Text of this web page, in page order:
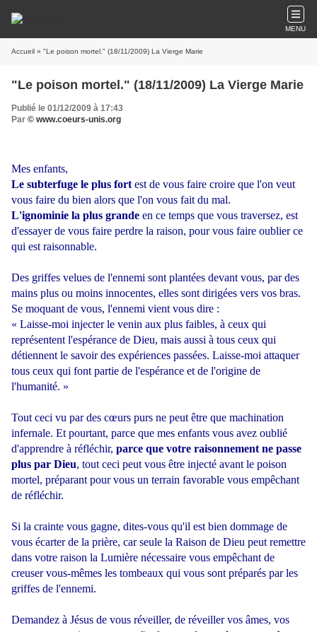
MENU
Accueil » "Le poison mortel." (18/11/2009) La Vierge Marie
"Le poison mortel." (18/11/2009) La Vierge Marie
Publié le 01/12/2009 à 17:43
Par © www.coeurs-unis.org
Mes enfants,
Le subterfuge le plus fort est de vous faire croire que l'on veut
vous faire du bien alors que l'on vous fait du mal.
L'ignominie la plus grande en ce temps que vous traversez, est
d'essayer de vous faire perdre la raison, pour vous faire oublier ce
qui est raisonnable.
Des griffes velues de l'ennemi sont plantées devant vous, par des
mains plus ou moins innocentes, elles sont dirigées vers vos bras.
Se moquant de vous, l'ennemi vient vous dire :
« Laisse-moi injecter le venin aux plus faibles, à ceux qui
représentent l'espérance de Dieu, mais aussi à tous ceux qui
détiennent le savoir des expériences passées. Laisse-moi attaquer
tous ceux qui font partie de l'espérance et de l'origine de
l'humanité. »
Tout ceci vu par des cœurs purs ne peut être que machination
infernale. Et pourtant, parce que mes enfants vous avez oublié
d'apprendre à réfléchir, parce que votre raisonnement ne passe
plus par Dieu, tout ceci peut vous être injecté avant le poison
mortel, préparant pour vous un terrain favorable vous empêchant
de réfléchir.
Si la crainte vous gagne, dites-vous qu'il est bien dommage de
vous écarter de la prière, car seule la Raison de Dieu peut remettre
dans votre raison la Lumière nécessaire vous empêchant de
creuser vous-mêmes les tombeaux qui vous sont préparés par les
griffes de l'ennemi.
Demandez à Jésus de vous réveiller, de réveiller vos âmes, vos